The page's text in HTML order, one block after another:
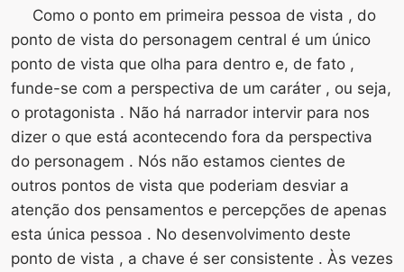
Como o ponto em primeira pessoa de vista , do
ponto de vista do personagem central é um único
ponto de vista que olha para dentro e, de fato ,
funde-se com a perspectiva de um caráter , ou seja,
o protagonista . Não há narrador intervir para nos
dizer o que está acontecendo fora da perspectiva
do personagem . Nós não estamos cientes de
outros pontos de vista que poderiam desviar a
atenção dos pensamentos e percepções de apenas
esta única pessoa . No desenvolvimento deste
ponto de vista , a chave é ser consistente . Às vezes